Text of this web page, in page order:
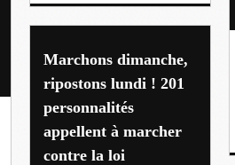
Marchons dimanche,
ripostons lundi ! 201
personnalités
appellent à marcher
contre la loi